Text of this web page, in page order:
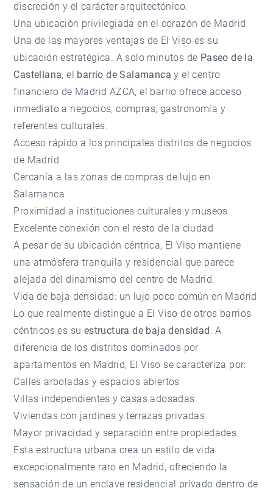
discreción y el carácter arquitectónico.
Una ubicación privilegiada en el corazón de Madrid
Una de las mayores ventajas de El Viso es su
ubicación estratégica. A solo minutos de Paseo de la
Castellana, el barrio de Salamanca y el centro
financiero de Madrid AZCA, el barrio ofrece acceso
inmediato a negocios, compras, gastronomía y
referentes culturales.
Acceso rápido a los principales distritos de negocios
de Madrid
Cercanía a las zonas de compras de lujo en
Salamanca
Proximidad a instituciones culturales y museos
Excelente conexión con el resto de la ciudad
A pesar de su ubicación céntrica, El Viso mantiene
una atmósfera tranquila y residencial que parece
alejada del dinamismo del centro de Madrid.
Vida de baja densidad: un lujo poco común en Madrid
Lo que realmente distingue a El Viso de otros barrios
céntricos es su estructura de baja densidad. A
diferencia de los distritos dominados por
apartamentos en Madrid, El Viso se caracteriza por:
Calles arboladas y espacios abiertos
Villas independientes y casas adosadas
Viviendas con jardines y terrazas privadas
Mayor privacidad y separación entre propiedades
Esta estructura urbana crea un estilo de vida
excepcionalmente raro en Madrid, ofreciendo la
sensación de un enclave residencial privado dentro de